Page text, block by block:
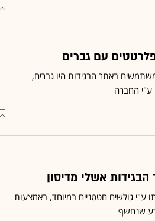
עם גברים
באתר הבגידות היו גברים,
אשלי מדיסון
גולשים חטטניים במיוחד, באמצעות
שנחשף